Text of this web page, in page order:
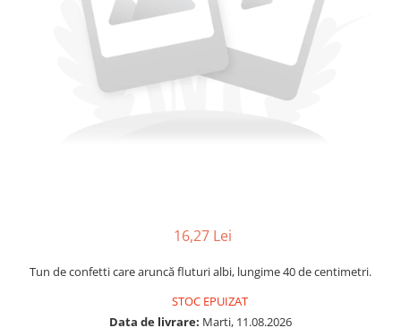
16,27 Lei
Tun de confetti care aruncă fluturi albi, lungime 40 de centimetri.
STOC EPUIZAT
Data de livrare: Marti, 11.08.2026